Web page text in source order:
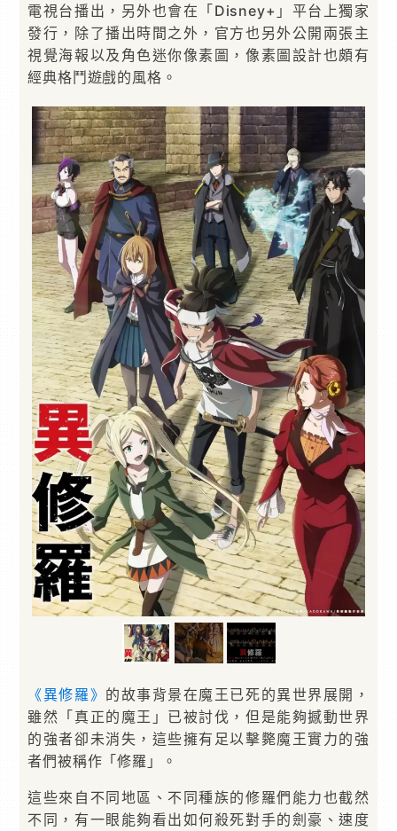
電視台播出，另外也會在「Disney+」平台上獨家
發行，除了播出時間之外，官方也另外公開兩張主
視覺海報以及角色迷你像素圖，像素圖設計也頗有
經典格鬥遊戲的風格。
《異修羅》 的故事背景在魔王已死的異世界展開，
雖然「真正的魔王」已被討伐，但是能夠撼動世界
的強者卻未消失，這些擁有足以擊斃魔王實力的強
者們被稱作「修羅」。
這些來自不同地區、不同種族的修羅們能力也截然
不同，有一眼能夠看出如何殺死對手的劍豪、速度